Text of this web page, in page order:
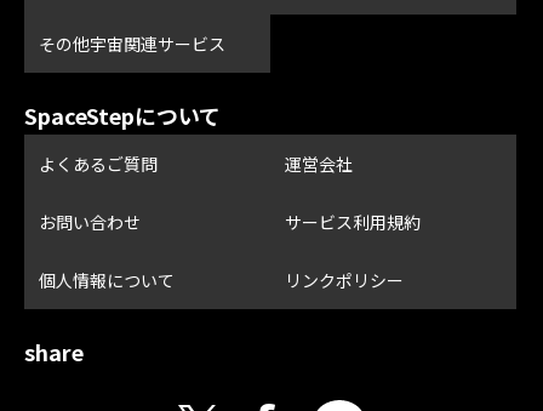
その他宇宙関連サービス
SpaceStepについて
よくあるご質問 運営会社
お問い合わせ サービス利用規約
個人情報について リンクポリシー
share